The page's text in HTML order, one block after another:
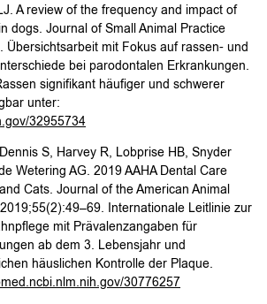
A review of the frequency and impact of
dogs. Journal of Small Animal Practice
Übersichtsarbeit mit Fokus auf rassen- und
bei parodontalen Erkrankungen.
signifikant häufiger und schwerer
unter:
32955734
S, Harvey R, Lobprise HB, Snyder
Wetering AG. 2019 AAHA Dental Care
Cats. Journal of the American Animal
Internationale Leitlinie zur
mit Prävalenzangaben für
ab dem 3. Lebensjahr und
häuslichen Kontrolle der Plaque.
30776257